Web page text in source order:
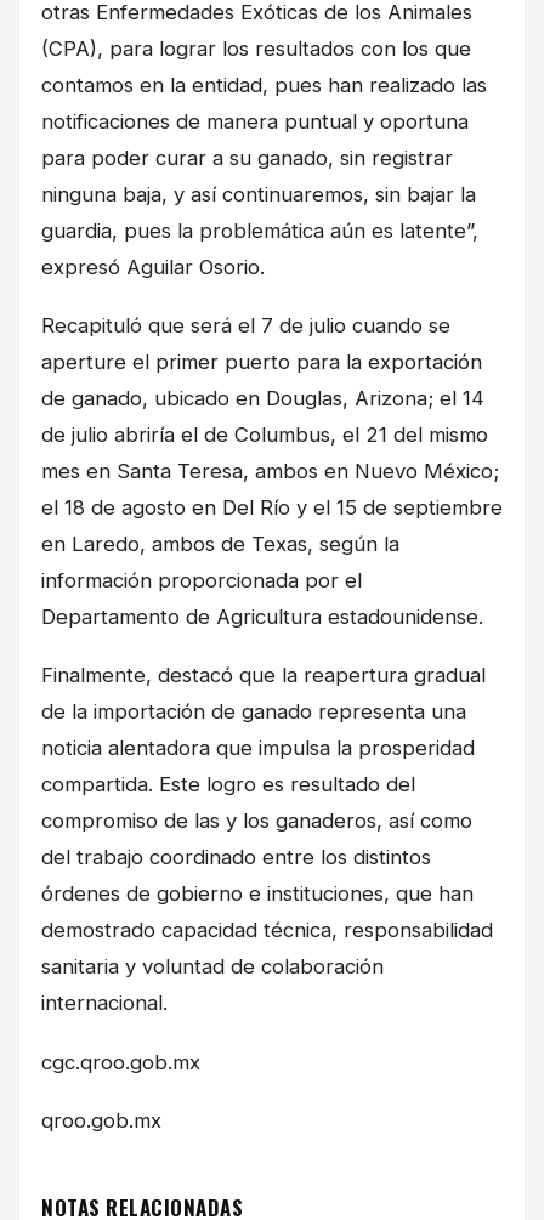
otras Enfermedades Exóticas de los Animales
(CPA), para lograr los resultados con los que
contamos en la entidad, pues han realizado las
notificaciones de manera puntual y oportuna
para poder curar a su ganado, sin registrar
ninguna baja, y así continuaremos, sin bajar la
guardia, pues la problemática aún es latente”,
expresó Aguilar Osorio.
Recapituló que será el 7 de julio cuando se
aperture el primer puerto para la exportación
de ganado, ubicado en Douglas, Arizona; el 14
de julio abriría el de Columbus, el 21 del mismo
mes en Santa Teresa, ambos en Nuevo México;
el 18 de agosto en Del Río y el 15 de septiembre
en Laredo, ambos de Texas, según la
información proporcionada por el
Departamento de Agricultura estadounidense.
Finalmente, destacó que la reapertura gradual
de la importación de ganado representa una
noticia alentadora que impulsa la prosperidad
compartida. Este logro es resultado del
compromiso de las y los ganaderos, así como
del trabajo coordinado entre los distintos
órdenes de gobierno e instituciones, que han
demostrado capacidad técnica, responsabilidad
sanitaria y voluntad de colaboración
internacional.
cgc.qroo.gob.mx
qroo.gob.mx
NOTAS RELACIONADAS